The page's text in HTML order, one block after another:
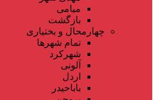
میامی
بازگشت
چهارمحال و بختیاری
تمام شهر‌ها
شهرکرد
آلونی
اردل
باباحیدر